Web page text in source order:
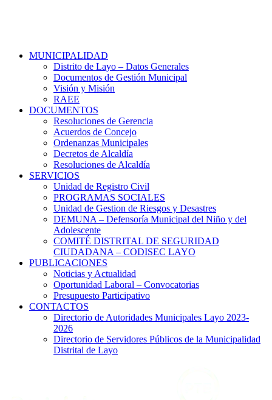
MUNICIPALIDAD
Distrito de Layo – Datos Generales
Documentos de Gestión Municipal
Visión y Misión
RAEE
DOCUMENTOS
Resoluciones de Gerencia
Acuerdos de Concejo
Ordenanzas Municipales
Decretos de Alcaldía
Resoluciones de Alcaldía
SERVICIOS
Unidad de Registro Civil
PROGRAMAS SOCIALES
Unidad de Gestion de Riesgos y Desastres
DEMUNA – Defensoría Municipal del Niño y del
Adolescente
COMITÉ DISTRITAL DE SEGURIDAD
CIUDADANA – CODISEC LAYO
PUBLICACIONES
Noticias y Actualidad
Oportunidad Laboral – Convocatorias
Presupuesto Participativo
CONTACTOS
Directorio de Autoridades Municipales Layo 2023-
2026
Directorio de Servidores Públicos de la Municipalidad
Distrital de Layo